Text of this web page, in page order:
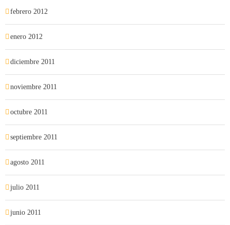
febrero 2012
enero 2012
diciembre 2011
noviembre 2011
octubre 2011
septiembre 2011
agosto 2011
julio 2011
junio 2011